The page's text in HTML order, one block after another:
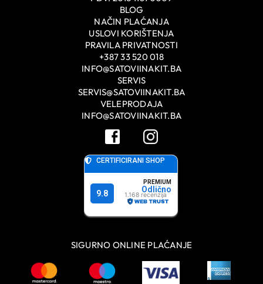
BLOG
NAČIN PLAĆANJA
USLOVI KORIŠTENJA
PRAVILA PRIVATNOSTI
+387 33 520 018
INFO@SATOVIINAKIT.BA
SERVIS
SERVIS@SATOVIINAKIT.BA
VELEPRODAJA
INFO@SATOVIINAKIT.BA
SIGURNO ONLINE PLAĆANJE